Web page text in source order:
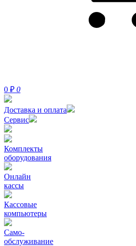
0 ₽ 0
Доставка и оплата
Сервис
Комплекты
оборудования
Онлайн
кассы
Кассовые
компьютеры
Само-
обслуживание